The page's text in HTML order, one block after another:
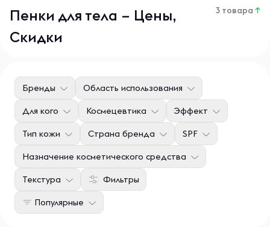
Пенки для тела – Цены,
Скидки
3 товара ↑
Фильтры
Бренды Область использования
Для кого Космецевтика Эффект
Тип кожи Страна бренда SPF
Назначение косметического средства
Текстура
Популярные